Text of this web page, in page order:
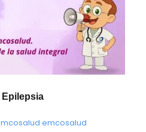
Epilepsia
emcosalud